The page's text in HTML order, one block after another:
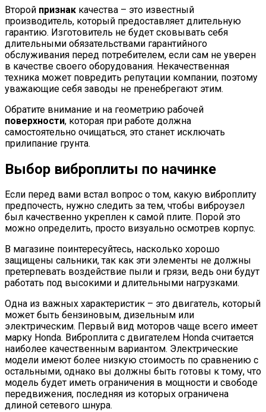
Второй признак качества – это известный
производитель, который предоставляет длительную
гарантию. Изготовитель не будет сковывать себя
длительными обязательствами гарантийного
обслуживания перед потребителем, если сам не уверен
в качестве своего оборудования. Некачественная
техника может повредить репутации компании, поэтому
уважающие себя заводы не пренебрегают этим.
Обратите внимание и на геометрию рабочей
поверхности, которая при работе должна
самостоятельно очищаться, это станет исключать
прилипание грунта.
Выбор виброплиты по начинке
Если перед вами встал вопрос о том, какую виброплиту
предпочесть, нужно следить за тем, чтобы виброузел
был качественно укреплен к самой плите. Порой это
можно определить, просто визуально осмотрев корпус.
В магазине поинтересуйтесь, насколько хорошо
защищены сальники, так как эти элементы не должны
претерпевать воздействие пыли и грязи, ведь они будут
работать под высокими и длительными нагрузками.
Одна из важных характеристик – это двигатель, который
может быть бензиновым, дизельным или
электрическим. Первый вид моторов чаще всего имеет
марку Honda. Виброплита с двигателем Honda считается
наиболее качественным вариантом. Электрические
модели имеют более низкую стоимость по сравнению с
остальными, однако вы должны быть готовы к тому, что
модель будет иметь ограничения в мощности и свободе
передвижения, последняя из которых ограничена
длиной сетевого шнура.